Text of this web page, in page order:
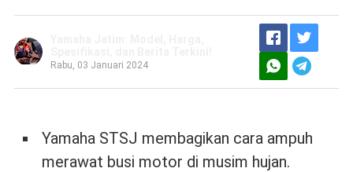
Rabu, 03 Januari 2024
Yamaha STSJ membagikan cara ampuh
merawat busi motor di musim hujan.